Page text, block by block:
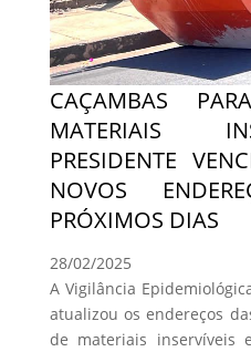
CAÇAMBAS
MATERIAIS
PRESIDENTE
NOVOS
PRÓXIMOS DIAS
28/02/2025
A Vigilância
atualizou os endereços
de materiais inservíveis